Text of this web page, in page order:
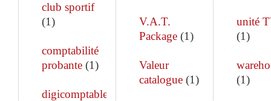
club sportif
(1)
comptabilité
probante (1)
digicomptable
V.A.T.
Package(1)
Valeur
catalogue(1)
unité
(1)
(1)